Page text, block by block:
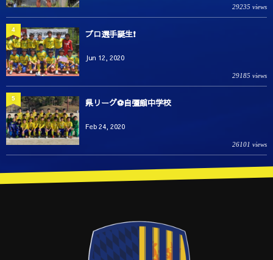
29235 views
プロ選手誕生❗️
Jun 12, 2020
29185 views
4
県リーグ⚽️自彊館中学校
Feb 24, 2020
26101 views
5